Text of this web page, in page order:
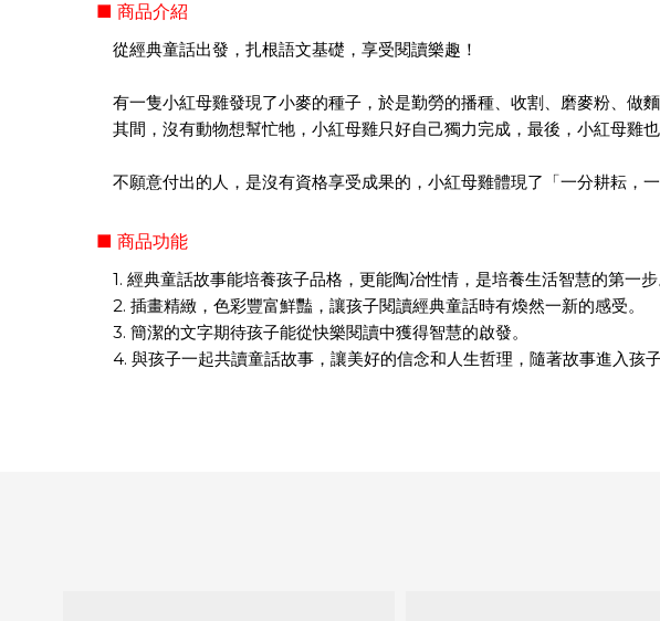
■ 商品介紹
從經典童話出發，扎根語文基礎，享受閱讀樂趣！
有一隻小紅母雞發現了小麥的種子，於是勤勞的播種、收割、磨麥粉、做麵
其間，沒有動物想幫忙牠，小紅母雞只好自己獨力完成，最後，小紅母雞
不願意付出的人，是沒有資格享受成果的，小紅母雞體現了「一分耕耘，
■ 商品功能
1. 經典童話故事能培養孩子品格，更能陶冶性情，是培養生活智慧的第一步
2. 插畫精緻，色彩豐富鮮豔，讓孩子閱讀經典童話時有煥然一新的感受。
3. 簡潔的文字期待孩子能從快樂閱讀中獲得智慧的啟發。
4. 與孩子一起共讀童話故事，讓美好的信念和人生哲理，隨著故事進入孩子